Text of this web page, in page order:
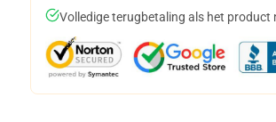
Volledige terugbetaling als het